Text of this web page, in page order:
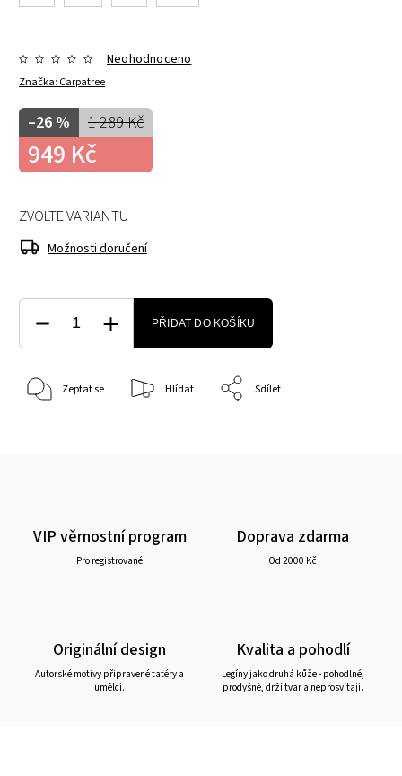
Značka: Carpatree
Neohodnoceno
1 289 Kč
–26 %
949 Kč
ZVOLTE VARIANTU
Možnosti doručení
PŘIDAT DO KOŠÍKU
Zeptat se Hlídat Sdílet
VIP věrnostní program
Pro registrované
Doprava zdarma
Od 2000 Kč
Originální design
Autorské motivy připravené tatéry a
umělci.
Kvalita a pohodlí
Legíny jako druhá kůže - pohodlné,
prodyšné, drží tvar a neprosvítají.